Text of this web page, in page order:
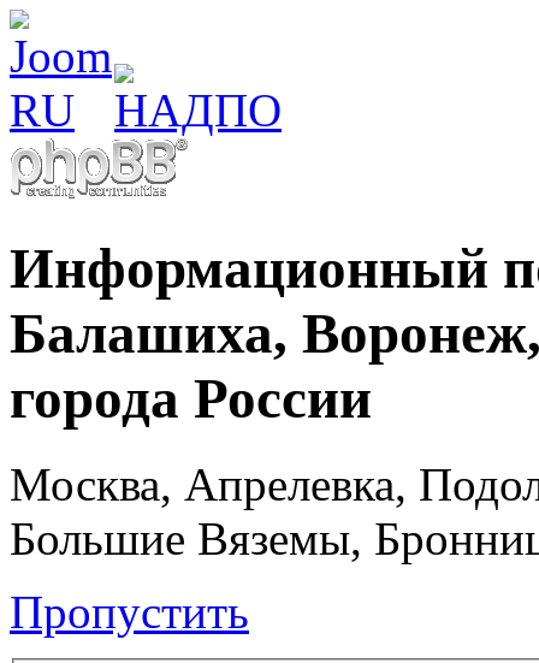
Информационный
Балашиха,
города России
Москва, Апрелевка,
Большие Вяземы,
Пропустить